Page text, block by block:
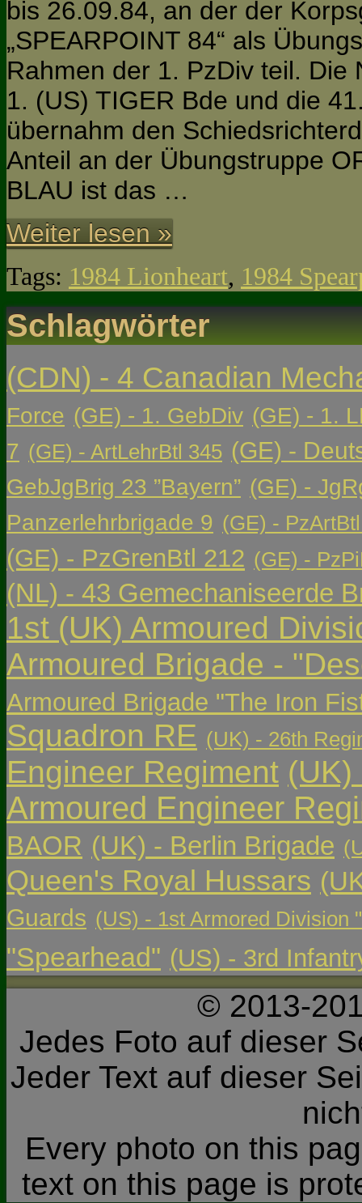
bis 26.09.84, an der der
„SPEARPOINT 84“ als
Rahmen der 1. PzDiv teil. Die
1. (US) TIGER Bde und die
übernahm den
Anteil an der Übungstruppe
BLAU ist das …
Weiter lesen »
Tags: 1984 Lionheart, 1984
Schlagwörter
(CDN) - 4 Canadian
Force (GE) - 1. GebDiv (GE) - 1.
7 (GE) - ArtLehrBtl 345 (GE) -
GebJgBrig 23 ”Bayern” (GE) -
Panzerlehrbrigade 9 (GE) -
(GE) - PzGrenBtl 212 (GE) -
(NL) - 43 Gemechaniseerde
1st (UK) Armoured
Armoured Brigade -
Armoured Brigade "The Iron
Squadron RE (UK) - 26th
Engineer Regiment
Armoured Engineer
BAOR (UK) - Berlin Brigade
Queen's Royal Hussars
Guards (US) - 1st Armored Division
"Spearhead" (US) - 3rd
© 2013-
Jedes Foto auf dieser
Jeder Text auf dieser
Every photo on this
text on this page is